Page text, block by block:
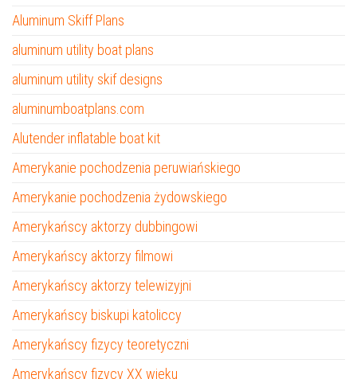
Aluminum Skiff Plans
aluminum utility boat plans
aluminum utility skif designs
aluminumboatplans.com
Alutender inflatable boat kit
Amerykanie pochodzenia peruwiańskiego
Amerykanie pochodzenia żydowskiego
Amerykańscy aktorzy dubbingowi
Amerykańscy aktorzy filmowi
Amerykańscy aktorzy telewizyjni
Amerykańscy biskupi katoliccy
Amerykańscy fizycy teoretyczni
Amerykańscy fizycy XX wieku